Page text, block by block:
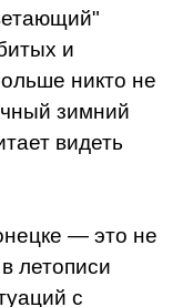
и
никто не
зимний
видеть
— это не
летописи
с